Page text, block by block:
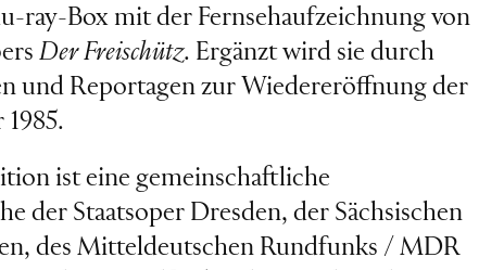
ray-Box mit der Fernsehaufzeichnung von
Der Freischütz. Ergänzt wird sie durch
und Reportagen zur Wiedereröffnung der
1985.
ist eine gemeinschaftliche
der Staatsoper Dresden, der Sächsischen
des Mitteldeutschen Rundfunks / MDR